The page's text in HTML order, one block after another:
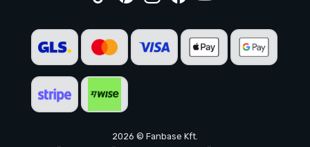
2026 © Fanbase Kft.